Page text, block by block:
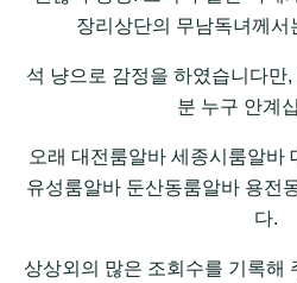
장리상단의 무남독녀께서
석 냥으로 감정을 하였습니다만
분 누구 안계
오래 대전룸알바 세종시룸알바
유성룸알바 둔산동룸알바 용전
다.
상상외의 많은 조회수를 기록해